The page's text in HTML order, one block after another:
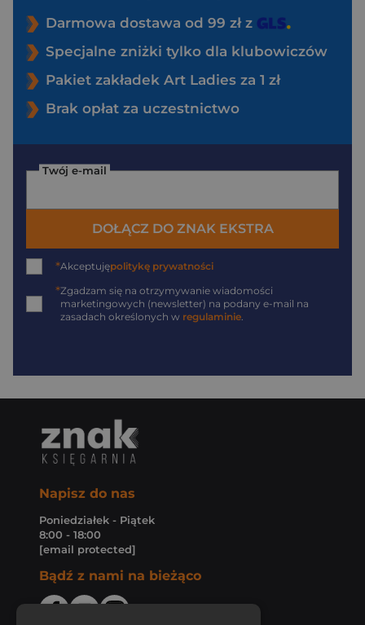
Darmowa dostawa od 99 zł z
Specjalne zniżki tylko dla klubowiczów
Pakiet zakładek Art Ladies za 1 zł
Brak opłat za uczestnictwo
Twój e-mail
DOŁĄCZ DO ZNAK EKSTRA
*Akceptujępolitykę prywatności
*Zgadzam się na otrzymywanie wiadomości
marketingowych (newsletter) na podany e-mail na
zasadach określonych w regulaminie.
Napisz do nas
Poniedziałek - Piątek
8:00 - 18:00
[email protected]
Bądź z nami na bieżąco